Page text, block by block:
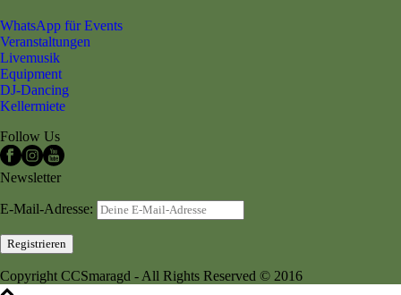
WhatsApp für Events
Veranstaltungen
Livemusik
Equipment
DJ-Dancing
Kellermiete
Follow Us
Newsletter
E-Mail-Adresse:
Copyright CCSmaragd - All Rights Reserved © 2016